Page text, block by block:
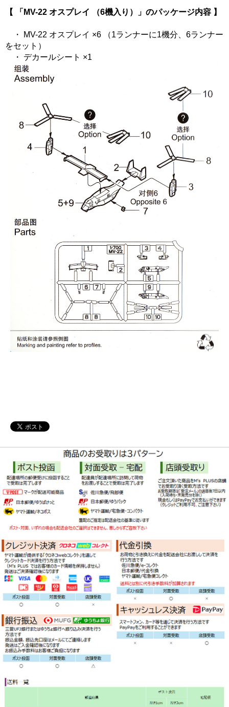
【 「MV-22 オスプレイ （6機入り）」のパッケージ内容 】
・ MV-22 オスプレイ ×6 （1ランナーに1機分、6ランナー
をセット）
・ デカールシート ×1